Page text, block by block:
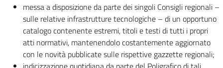
messa a disposizione da parte dei singoli Consigli regionali –
sulle relative infrastrutture tecnologiche – di un opportuno
catalogo contenente estremi, titoli e testi di tutti i propri
atti normativi, mantenendolo costantemente aggiornato
con le novità pubblicate sulle rispettive gazzette regionali;